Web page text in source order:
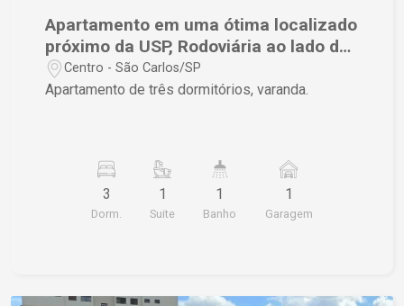
Apartamento em uma ótima localizado
próximo da USP, Rodoviária ao lado do
São Carlos Clube em São Carlos.
Centro - São Carlos/SP
Apartamento de três dormitórios, varanda.
3
Dorm.
1
Suite
1
Banho
1
Garagem